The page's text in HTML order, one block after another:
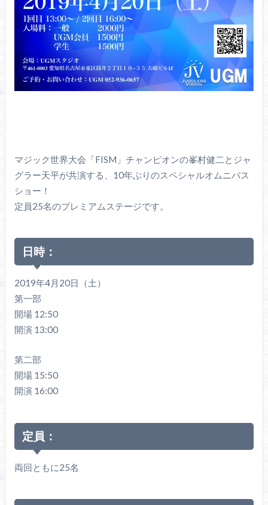
マジック世界大会「FISM」チャンピオンの峯村健二とジャ
グラー天平が共演する、10年ぶりのスペシャルオムニバス
ショー！
定員25名のプレミアムステージです。
日時：
2019年4月20日（土）
第一部
開場 12:50
開演 13:00
第二部
開場 15:50
開演 16:00
定員：
両回ともに25名